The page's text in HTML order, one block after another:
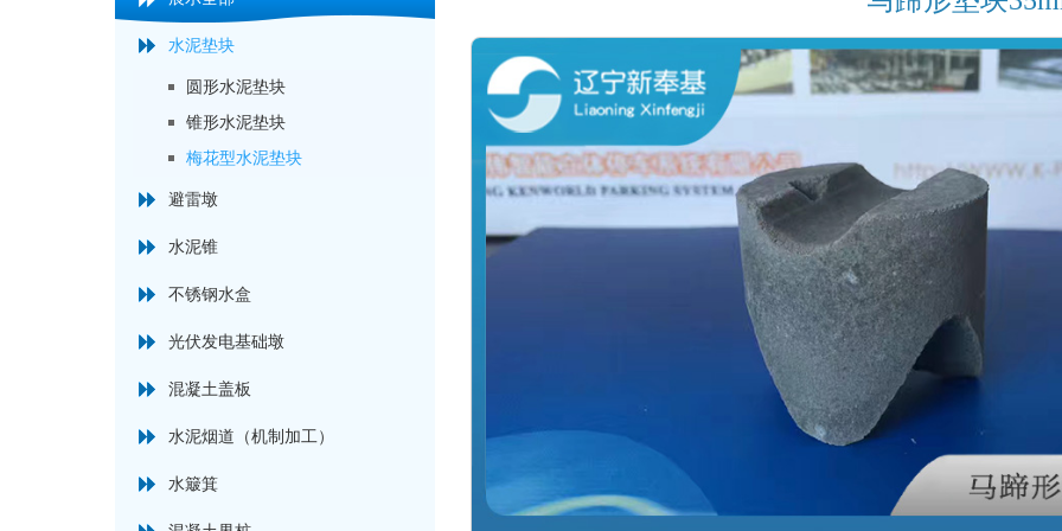
水泥垫块
圆形水泥垫块
锥形水泥垫块
梅花型水泥垫块
避雷墩
水泥锥
不锈钢水盒
光伏发电基础墩
混凝土盖板
水泥烟道（机制加工）
水簸箕